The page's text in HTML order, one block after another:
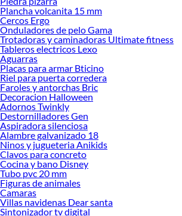
Encuentra una amplia variedad de productos de
Encuentra todo lo necesario para tus proyectos de
¡Visítanos y haz tus ideas realidad!
Plancha volcanita 15 mm
Cercos Ergo
Onduladores de pelo Gama
Trotadoras y caminadoras Ultimate fitness
Tableros electricos Lexo
Aguarras
Placas para armar Bticino
Riel para puerta corredera
Faroles y antorchas Bric
Decoracion Halloween
Adornos Twinkly
Destornilladores Gen
Aspiradora silenciosa
Alambre galvanizado 18
Ninos y jugueteria Anikids
Clavos para concreto
Cocina y bano Disney
Tubo pvc 20 mm
Figuras de animales
Camaras
Villas navidenas Dear santa
Sintonizador tv digital